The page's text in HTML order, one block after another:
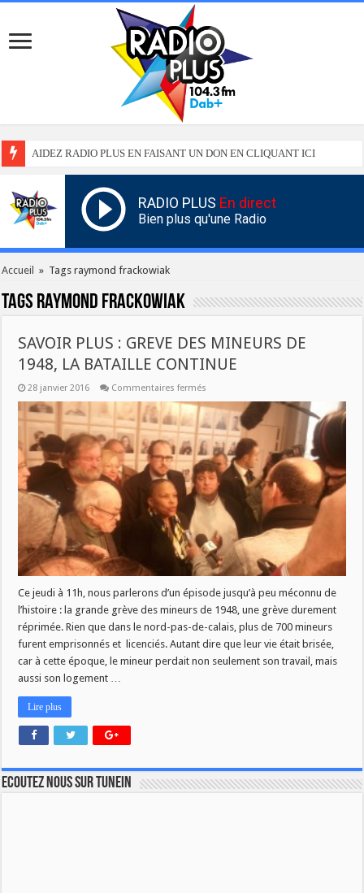
AIDEZ RADIO PLUS EN FAISANT UN DON EN CLIQUANT ICI
RADIO PLUS En direct
Bien plus qu'une Radio
Accueil » Tags raymond frackowiak
Tags raymond frackowiak
SAVOIR PLUS : GREVE DES MINEURS DE
1948, LA BATAILLE CONTINUE
28 janvier 2016 Commentaires fermés
PLUS
GREVE
DES
MINEURS
DE
1948,
LA
BATAILLE
CONTINUE
Ce jeudi à 11h, nous parlerons d’un épisode jusqu’à peu méconnu de
l’histoire : la grande grève des mineurs de 1948, une grève durement
réprimée. Rien que dans le nord-pas-de-calais, plus de 700 mineurs
furent emprisonnés et licenciés. Autant dire que leur vie était brisée,
car à cette époque, le mineur perdait non seulement son travail, mais
aussi son logement …
Lire plus
Ecoutez nous sur TuneIn